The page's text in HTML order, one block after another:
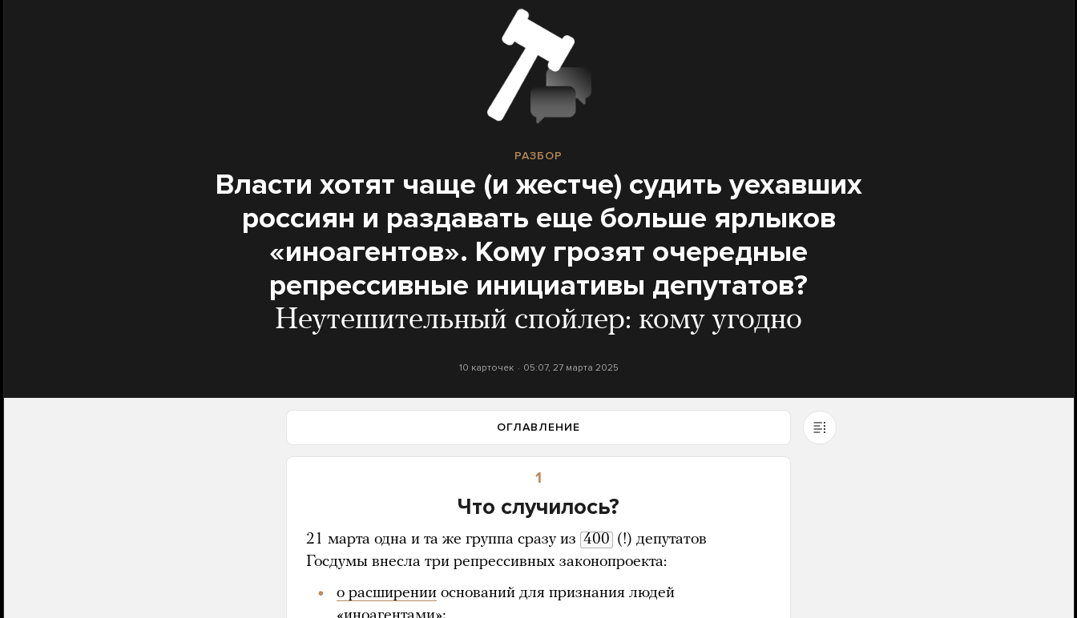
РАЗБОР
Власти хотят чаще (и жестче) судить уехавших
россиян и раздавать еще больше ярлыков
«иноагентов». Кому грозят очередные
репрессивные инициативы депутатов?
Неутешительный спойлер: кому угодно
10 карточек 05:07, 27 марта 2025
ОГЛАВЛЕНИЕ
1
Что случилось?
21 марта одна и та же группа сразу из 400 (!) депутатов
Госдумы внесла три репрессивных законопроекта:
о расширении оснований для признания людей